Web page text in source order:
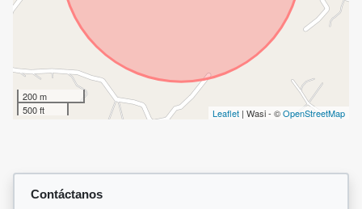
200 m
500 ft
Leaflet | Wasi - ©OpenStreetMap
Contáctanos